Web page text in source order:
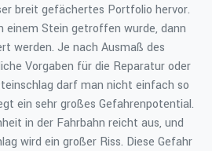
breit gefächertes Portfolio hervor.
einem Stein getroffen wurde, dann
werden. Je nach Ausmaß des
Vorgaben für die Reparatur oder
darf man nicht einfach so
ein sehr großes Gefahrenpotential.
in der Fahrbahn reicht aus, und
wird ein großer Riss. Diese Gefahr